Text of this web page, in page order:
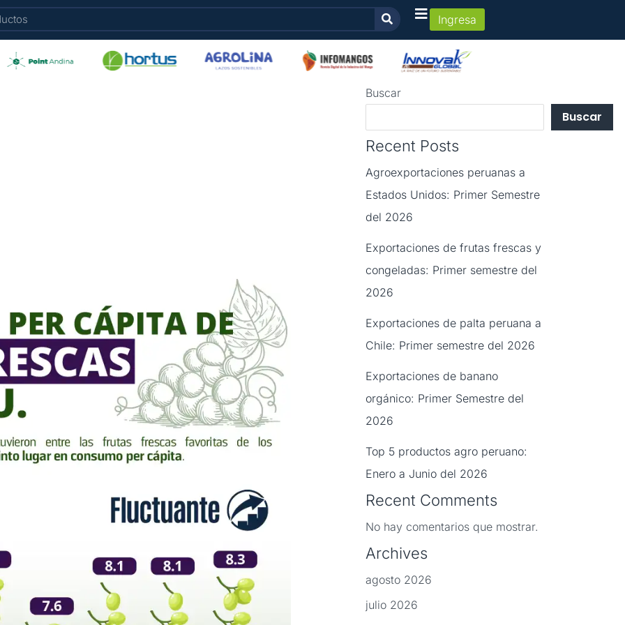
Ingresa
Buscar
Buscar
Recent Posts
Agroexportaciones peruanas a
Estados Unidos: Primer Semestre
del 2026
Exportaciones de frutas frescas y
congeladas: Primer semestre del
2026
Exportaciones de palta peruana a
Chile: Primer semestre del 2026
Exportaciones de banano
orgánico: Primer Semestre del
2026
Top 5 productos agro peruano:
Enero a Junio del 2026
Recent Comments
No hay comentarios que mostrar.
Archives
agosto 2026
julio 2026